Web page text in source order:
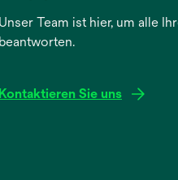
Unser Team ist hier, um alle
beantworten.
Kontaktieren Sie uns